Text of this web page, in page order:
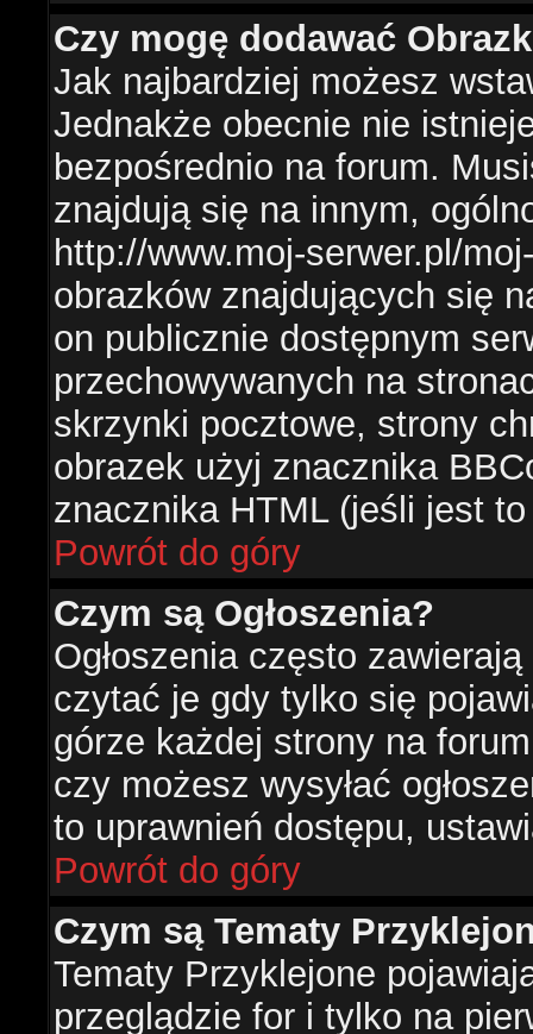
Czy mogę dodawać
Jak najbardziej możesz
Jednakże obecnie nie
bezpośrednio na forum.
znajdują się na innym,
http://www.moj-serwer.pl/
obrazków znajdujących się
on publicznie dostępnym
przechowywanych na
skrzynki pocztowe, strony
obrazek użyj znacznika
znacznika HTML (jeśli jest
Powrót do góry
Czym są Ogłoszenia?
Ogłoszenia często
czytać je gdy tylko się
górze każdej strony na
czy możesz wysyłać
to uprawnień dostępu,
Powrót do góry
Czym są Tematy
Tematy Przyklejone
przeglądzie for i tylko na